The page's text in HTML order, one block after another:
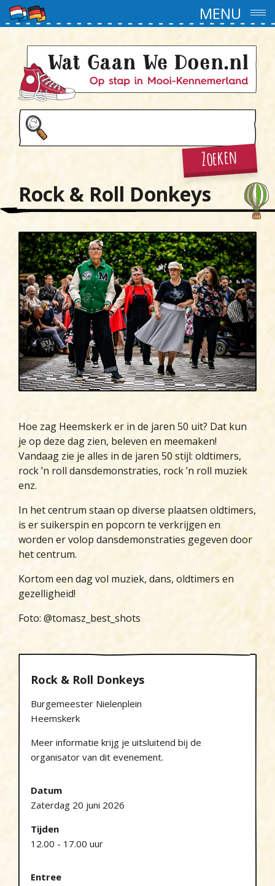
MENU
Zoeken
Rock & Roll Donkeys
Hoe zag Heemskerk er in de jaren 50 uit? Dat kun
je op deze dag zien, beleven en meemaken!
Vandaag zie je alles in de jaren 50 stijl: oldtimers,
rock ’n roll dansdemonstraties, rock ’n roll muziek
enz.
In het centrum staan op diverse plaatsen oldtimers,
is er suikerspin en popcorn te verkrijgen en
worden er volop dansdemonstraties gegeven door
het centrum.
Kortom een dag vol muziek, dans, oldtimers en
gezelligheid!
Foto: @tomasz_best_shots
Rock & Roll Donkeys
Burgemeester Nielenplein
Heemskerk
Meer informatie krijg je uitsluitend bij de
organisator van dit evenement.
Datum
Zaterdag 20 juni 2026
Tijden
12.00 - 17.00 uur
Entree